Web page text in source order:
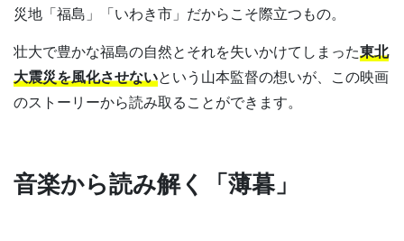
災地「福島」「いわき市」だからこそ際立つもの。
壮大で豊かな福島の自然とそれを失いかけてしまった東北
大震災を風化させないという山本監督の想いが、この映画
のストーリーから読み取ることができます。
音楽から読み解く「薄暮」